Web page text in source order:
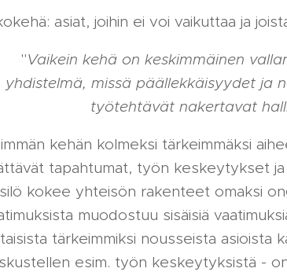
asiat, joihin ei voi vaikuttaa ja
"Vaikein kehä on keskimmäinen
yhdistelmä, missä päällekkäisyydet ja
työtehtävät nakertavat
kehän kolmeksi tärkeimmäksi
tapahtumat, työn keskeytykset
kokee yhteisön rakenteet omaksi
muodostuu sisäisiä
tärkeimmiksi nousseista asioista
esim. työn keskeytyksistä -